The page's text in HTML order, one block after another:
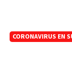
CORONAVIRUS EN